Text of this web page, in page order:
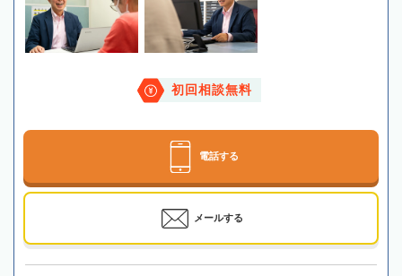
初回相談無料
電話する
メールする